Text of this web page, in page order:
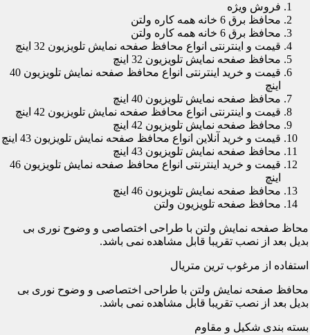
فروش ویژه
محافظ برق 6 خانه همه کاره ولتن
محافظ برق 6 خانه همه کاره ولتن
قیمت و اینترنتی انواع محافظ صفحه نمایش تلویزیون 32 اینچ
محافظ صفحه نمایش تلویزیون 32 اینچ
قیمت و خرید اینترنتی انواع محافظ صفحه نمایش تلویزیون 40
اینچ
محافظ صفحه نمایش تلویزیون 40 اینچ
قیمت و اینترنتی انواع محافظ صفحه نمایش تلویزیون 42 اینچ
محافظ صفحه نمایش تلویزیون 42 اینچ
قیمت و خرید آنلاین انواع محافظ صفحه نمایش تلویزیون 43 اینچ
محافظ صفحه نمایش تلویزیون 43 اینچ
قیمت و خرید اینترنتی انواع محافظ صفحه نمایش تلویزیون 46
اینچ
محافظ صفحه نمایش تلویزیون 46 اینچ
محافظ صفحه تلویزیون ولتن
محاظ صفحه نمایش ولتن با طراحی اختصاصی و وضوح نوری بی
بدیل بعد از نصب تقریبا قابل مشاهده نمی باشد.
استفاده از مرغوب ترین متریال
محافظ صفحه نمایش ولتن با طراحی اختصاصی و وضوح نوری بی
بدیل بعد از نصب تقریبا قابل مشاهده نمی باشد.
بسته بندی شکیل و مقاوم